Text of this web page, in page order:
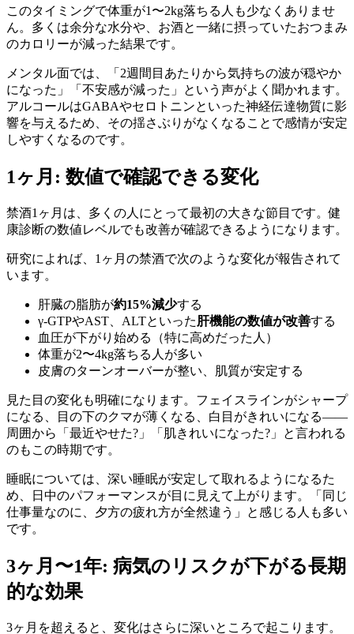
このタイミングで体重が1〜2kg落ちる人も少なくありませ
ん。多くは余分な水分や、お酒と一緒に摂っていたおつまみ
のカロリーが減った結果です。
メンタル面では、「2週間目あたりから気持ちの波が穏やか
になった」「不安感が減った」という声がよく聞かれます。
アルコールはGABAやセロトニンといった神経伝達物質に影
響を与えるため、その揺さぶりがなくなることで感情が安定
しやすくなるのです。
1ヶ月: 数値で確認できる変化
禁酒1ヶ月は、多くの人にとって最初の大きな節目です。健
康診断の数値レベルでも改善が確認できるようになります。
研究によれば、1ヶ月の禁酒で次のような変化が報告されて
います。
肝臓の脂肪が約15%減少する
γ-GTPやAST、ALTといった肝機能の数値が改善する
血圧が下がり始める（特に高めだった人）
体重が2〜4kg落ちる人が多い
皮膚のターンオーバーが整い、肌質が安定する
見た目の変化も明確になります。フェイスラインがシャープ
になる、目の下のクマが薄くなる、白目がきれいになる——
周囲から「最近やせた?」「肌きれいになった?」と言われる
のもこの時期です。
睡眠については、深い睡眠が安定して取れるようになるた
め、日中のパフォーマンスが目に見えて上がります。「同じ
仕事量なのに、夕方の疲れ方が全然違う」と感じる人も多い
です。
3ヶ月〜1年: 病気のリスクが下がる長期
的な効果
3ヶ月を超えると、変化はさらに深いところで起こります。